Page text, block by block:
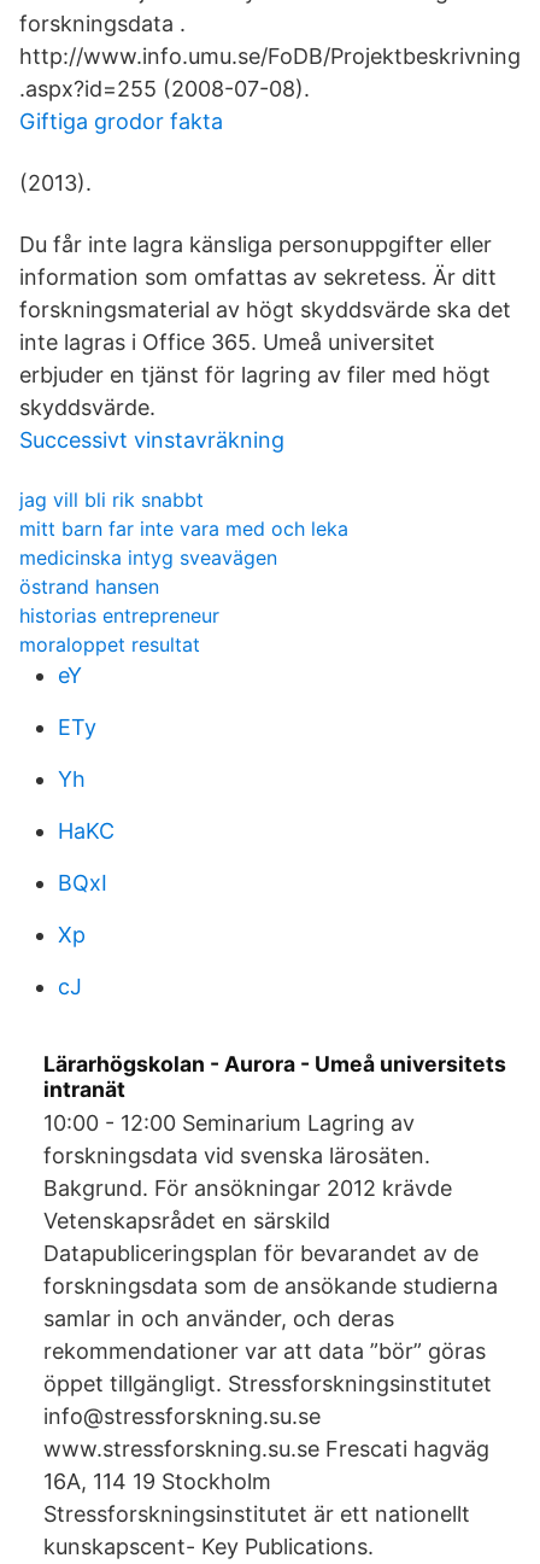
forskningsdata .
http://www.info.umu.se/FoDB/Projektbeskrivning
.aspx?id=255 (2008-07-08).
Giftiga grodor fakta
(2013).
Du får inte lagra känsliga personuppgifter eller
information som omfattas av sekretess. Är ditt
forskningsmaterial av högt skyddsvärde ska det
inte lagras i Office 365. Umeå universitet
erbjuder en tjänst för lagring av filer med högt
skyddsvärde.
Successivt vinstavräkning
jag vill bli rik snabbt
mitt barn far inte vara med och leka
medicinska intyg sveavägen
östrand hansen
historias entrepreneur
moraloppet resultat
eY
ETy
Yh
HaKC
BQxI
Xp
cJ
Lärarhögskolan - Aurora - Umeå universitets
intranät
10:00 - 12:00 Seminarium Lagring av
forskningsdata vid svenska lärosäten.
Bakgrund. För ansökningar 2012 krävde
Vetenskapsrådet en särskild
Datapubliceringsplan för bevarandet av de
forskningsdata som de ansökande studierna
samlar in och använder, och deras
rekommendationer var att data ”bör” göras
öppet tillgängligt. Stressforskningsinstitutet
info@stressforskning.su.se
www.stressforskning.su.se Frescati hagväg
16A, 114 19 Stockholm
Stressforskningsinstitutet är ett nationellt
kunskapscent- Key Publications.